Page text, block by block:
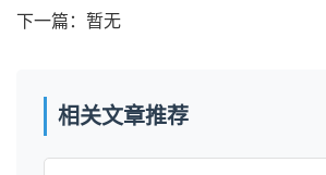
下一篇：暂无
相关文章推荐